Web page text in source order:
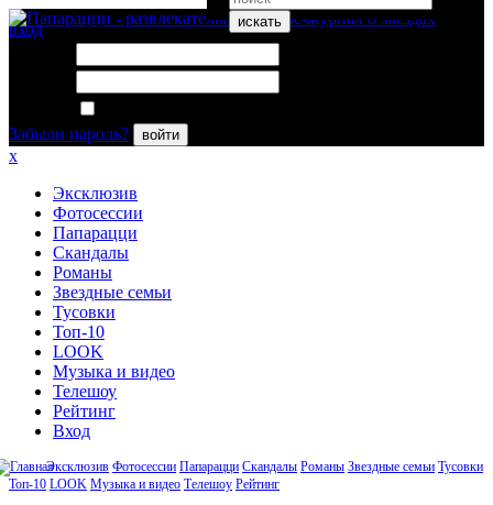
искать
вход
Забыли пароль?
войти
x
Эксклюзив
Фотосессии
Папарацци
Скандалы
Романы
Звездные семьи
Тусовки
Топ-10
LOOK
Музыка и видео
Телешоу
Рейтинг
Вход
Эксклюзив Фотосессии Папарацци Скандалы Романы Звездные семьи Тусовки
Топ-10 LOOK Музыка и видео Телешоу Рейтинг